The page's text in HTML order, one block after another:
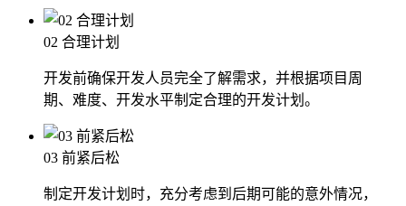
02 合理计划
开发前确保开发人员完全了解需求，并根据项目周
期、难度、开发水平制定合理的开发计划。
03 前紧后松
制定开发计划时，充分考虑到后期可能的意外情况，